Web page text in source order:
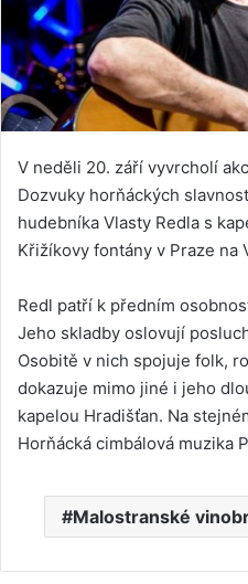
V neděli 20. září vyvrcholí
Dozvuky horňáckých
hudebníka Vlasty Redla s
Křižíkovy fontány v Praze na
Redl patří k předním
Jeho skladby oslovují
Osobitě v nich spojuje folk,
dokazuje mimo jiné i jeho
kapelou Hradišťan. Na
Horňácká cimbálová muzika
Malostranské